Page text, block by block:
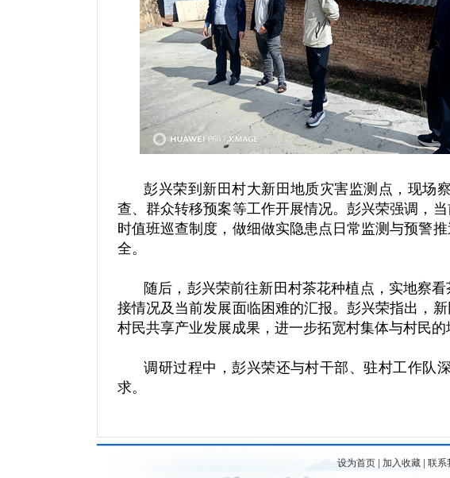
彭兴荣到新田村大新田地质灾害监测点，现场
查、群众转移预案等工作开展情况。彭兴荣强调，
时值班巡查制度，做细做实隐患点日常监测与预警
全。
随后，彭兴荣前往新田村茶花种植点，实地察
接情况及当前发展面临困难的汇报。彭兴荣指出，
村民共享产业发展成果，进一步拓宽村集体与村民的
调研过程中，彭兴荣还与村干部、驻村工作队
求。
设为首页 加入收藏 联系